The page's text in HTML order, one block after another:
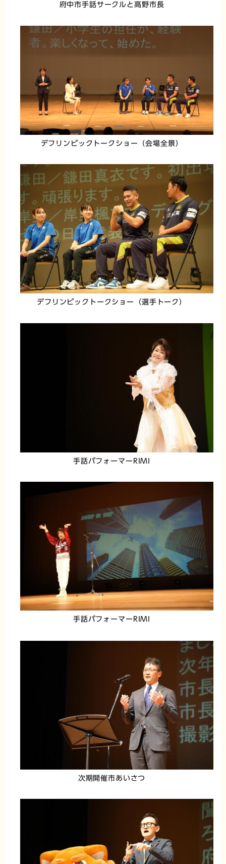
府中市手話サークルと高野市長
デフリンピックトークショー（会場全景）
デフリンピックトークショー（選手トーク）
手話パフォーマーRIMI
手話パフォーマーRIMI
次期開催市あいさつ